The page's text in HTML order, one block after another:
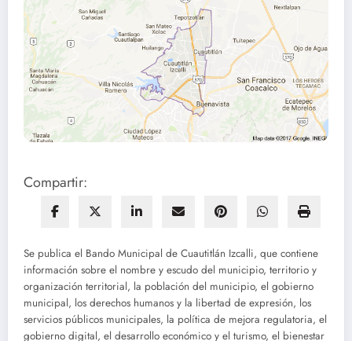
Compartir:
Se publica el Bando Municipal de Cuautitlán Izcalli, que contiene
información sobre el nombre y escudo del municipio, territorio y
organización territorial, la población del municipio, el gobierno
municipal, los derechos humanos y la libertad de expresión, los
servicios públicos municipales, la política de mejora regulatoria, el
gobierno digital, el desarrollo económico y el turismo, el bienestar